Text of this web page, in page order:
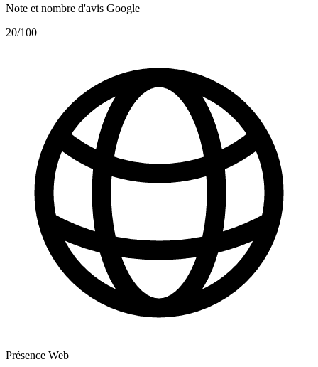
Note et nombre d'avis Google
20/100
Présence Web